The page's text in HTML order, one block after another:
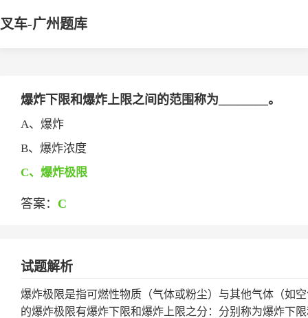
叉车-广州题库
爆炸下限和爆炸上限之间的范围称为________。
A、爆炸
B、爆炸浓度
C、爆炸极限
答案： C
试题解析
爆炸极限是指可燃性物质（气体或粉尘）与其他气体（如
的爆炸极限有爆炸下限和爆炸上限之分：分别称为爆炸下